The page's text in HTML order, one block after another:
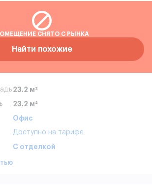
СНЯТО С РЫНКА
Найти похожие
23.2 м²
23.2 м²
Офис
Доступно на тарифе
С отделкой